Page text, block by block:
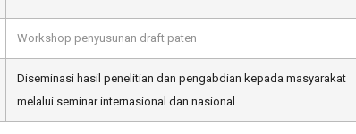
Workshop penyusunan draft paten
Diseminasi hasil penelitian dan pengabdian kepada masyarakat
melalui seminar internasional dan nasional